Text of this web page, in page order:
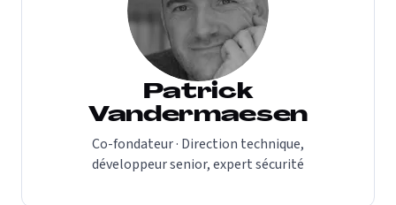
Patrick
Vandermaesen
Co-fondateur · Direction technique,
développeur senior, expert sécurité